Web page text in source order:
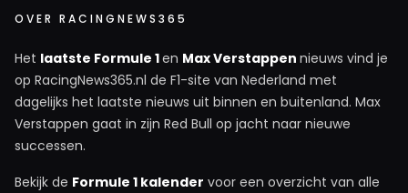
OVER RACINGNEWS365
Het laatste Formule 1en Max Verstappen nieuws vind je
op RacingNews365.nl de F1-site van Nederland met
dagelijks het laatste nieuws uit binnen en buitenland. Max
Verstappen gaat in zijn Red Bull op jacht naar nieuwe
successen.
Bekijk de Formule 1 kalender voor een overzicht van alle